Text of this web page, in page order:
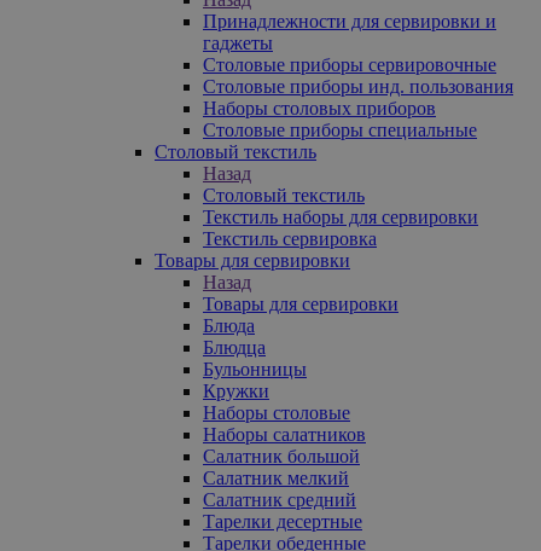
Принадлежности для сервировки и
гаджеты
Столовые приборы сервировочные
Столовые приборы инд. пользования
Наборы столовых приборов
Столовые приборы специальные
Столовый текстиль
Назад
Столовый текстиль
Текстиль наборы для сервировки
Текстиль сервировка
Товары для сервировки
Назад
Товары для сервировки
Блюда
Блюдца
Бульонницы
Кружки
Наборы столовые
Наборы салатников
Салатник большой
Салатник мелкий
Салатник средний
Тарелки десертные
Тарелки обеденные